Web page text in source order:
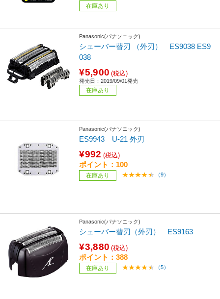
在庫あり
Panasonic(パナソニック)
シェーバー替刃 （外刃） ES9038 ES9
038
¥5,900 (税込)
発売日：2019/09/01発売
在庫あり
Panasonic(パナソニック)
ES9943 U-21 外刃
¥992 (税込)
ポイント：100
在庫あり （9）
Panasonic(パナソニック)
シェーバー替刃（外刃） ES9163
¥3,880 (税込)
ポイント：388
在庫あり （5）